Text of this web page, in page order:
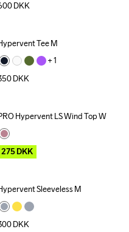
DKK
Tee M
+ 1
DKK
Outlet
Hypervent LS Wind Top W
275DKK
Sleeveless M
DKK